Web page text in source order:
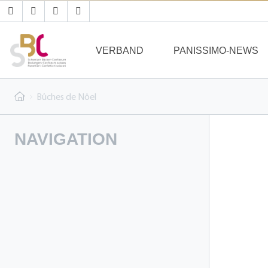
VERBAND PANISSIMO-NEWS
Bûches de Nôel
NAVIGATION